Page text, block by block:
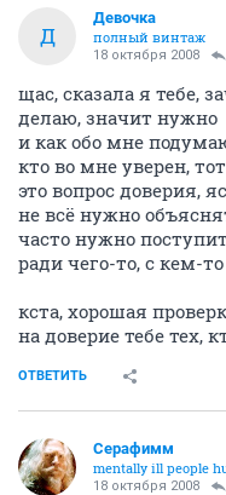
Д
Девочка
полный винтаж
18 октября 2008
щас, сказала я тебе,
делаю, значит нужно
и как обо мне
кто во мне уверен,
это вопрос доверия,
не всё нужно
часто нужно
ради чего-то, с кем-
кста, хорошая
на доверие тебе тех,
ОТВЕТИТЬ
Серафимм
mentally ill people
18 октября 2008